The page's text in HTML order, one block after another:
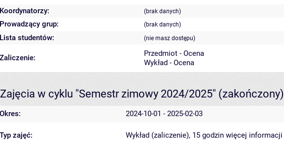
Koordynatorzy:
(brak danych)
Prowadzący grup: (brak danych)
Lista studentów: (nie masz dostępu)
Zaliczenie:
Przedmiot - Ocena
Wykład - Ocena
Zajęcia w cyklu "Semestr zimowy 2024/2025" (zakończony)
Okres: 2024-10-01 - 2025-02-03
Typ zajęć: Wykład (zaliczenie), 15 godzin więcej informacji